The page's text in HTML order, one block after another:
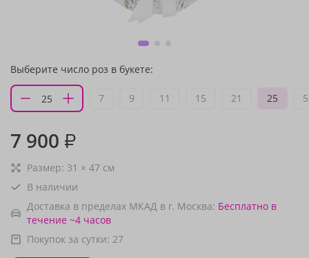
Выберите число роз в букете:
7 9 11 15 21 25
7 900 ₽
Размер: 31 × 47 см
В наличии
Доставка в пределах МКАД в г. Москва: Бесплатно в
течение ~4 часов
Покупок за сутки: 27